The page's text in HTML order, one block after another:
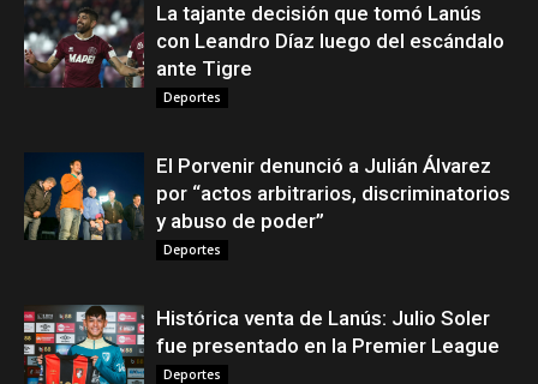
La tajante decisión que tomó Lanús
con Leandro Díaz luego del escándalo
ante Tigre
Deportes
El Porvenir denunció a Julián Álvarez
por “actos arbitrarios, discriminatorios
y abuso de poder”
Deportes
Histórica venta de Lanús: Julio Soler
fue presentado en la Premier League
Deportes